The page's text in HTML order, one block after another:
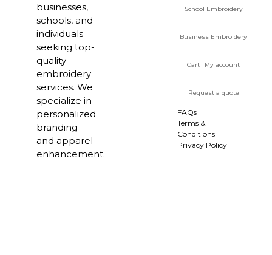
businesses,
schools, and
individuals
seeking top-
quality
embroidery
services. We
specialize in
personalized
branding
and apparel
enhancement.
School Embroidery
Business Embroidery
Cart My account
Request a quote
FAQs
Terms &
Conditions
Privacy Policy